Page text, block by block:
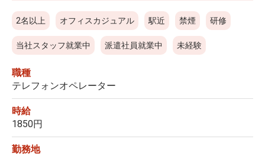
2名以上 オフィスカジュアル 駅近 禁煙 研修
当社スタッフ就業中 派遣社員就業中 未経験
職種
テレフォンオペレーター
時給
1850円
勤務地